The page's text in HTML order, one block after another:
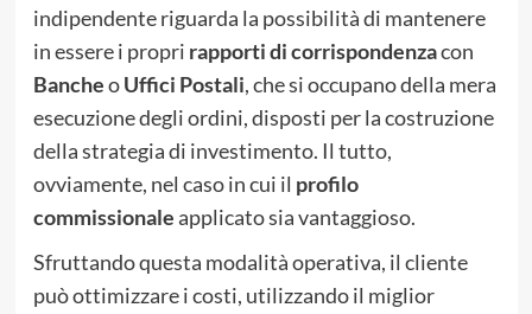
indipendente riguarda la possibilità di mantenere
in essere i propri rapporti di corrispondenzacon
BancheoUffici Postali, che si occupano della mera
esecuzione degli ordini, disposti per la costruzione
della strategia di investimento. Il tutto,
ovviamente, nel caso in cui il profilo
commissionaleapplicato sia vantaggioso.
Sfruttando questa modalità operativa, il cliente
può ottimizzare i costi, utilizzando il miglior